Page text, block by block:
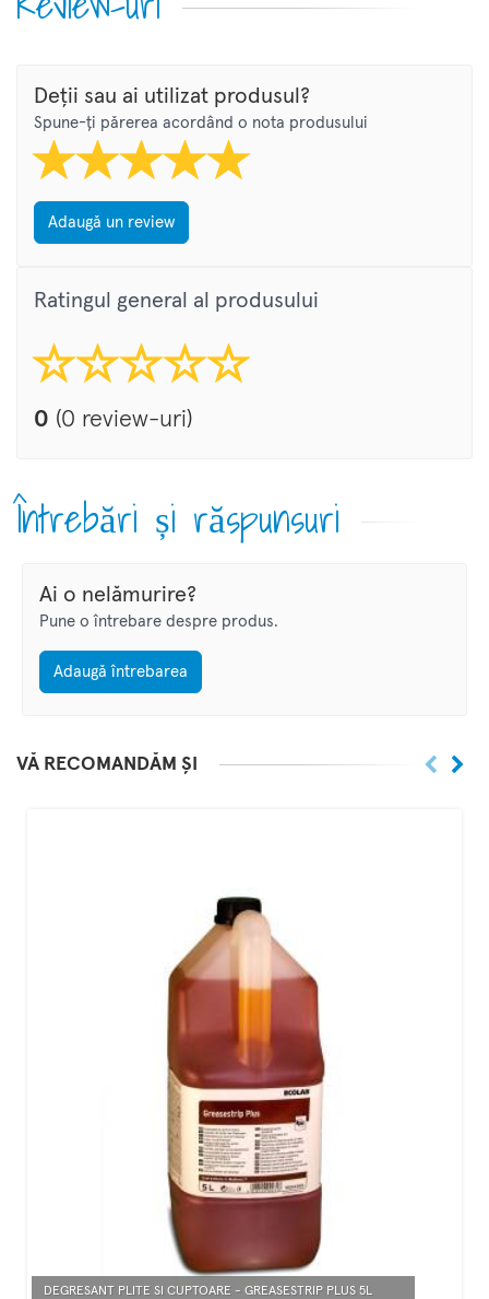
Deții sau ai utilizat produsul?
Spune-ți părerea acordând o nota produsului
Adaugă un review
Ratingul general al produsului
0 (0 review-uri)
Întrebări și răspunsuri
Ai o nelămurire?
Pune o întrebare despre produs.
Adaugă întrebarea
VĂ RECOMANDĂM ȘI
DEGRESANT PLITE SI CUPTOARE - GREASESTRIP PLUS 5L